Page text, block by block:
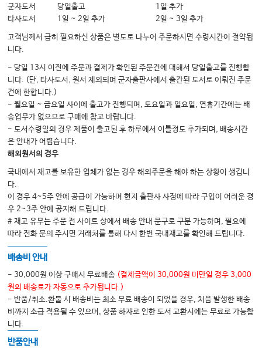
05: 급여 진료가 중요한 이유
07: 누구나 마음속의 한의원은 있다
4장 직원론
01: 모든 것은 직원에서 시작한다
02: 직원관리가 힘든 이유는 따로 있다
03: 좋은 직원 구하기
04: 무엇이 그들을 움직이게 하는가
05: 항산과 항심
06: 원장이 없이도 한의원이 돌아가는 법
07: 매뉴얼이 중요한 이유
5장 경영론
02: 변화에 늘 깨어 있기
03: Two Track 한의원
04: 단순한 것이 가장 강력하다
05: 나를 경영하라
군자도서
당일출고
1일 추가
타사도서
1일 ~ 2일 추가 2일 ~ 3일 추가
고객님께서 급히 필요하신 상품은 별도로 나누어 주문하시면 수령시간이 절약됩
니다.
- 당일 13시 이전에 주문과 결제가 확인된 주문건에 대해서 당일출고를 진행합
니다. (단, 타사도서, 원서 제외되며 군자출판사에서 출간된 도서로 이뤄진 주문
건에 한합니다.)
- 월요일 ~ 금요일 사이에 출고가 진행되며, 토요일과 일요일, 연휴기간에는 배
송업무가 없으므로 구매에 참고 바랍니다.
- 도서수령일의 경우 제품이 출고된 후 하루에서 이틀정도 추가되며, 배송시간
은 안내가 어렵습니다.
해외원서의 경우
국내에서 재고를 보유한 업체가 없는 경우 해외주문을 해야 하는 상황이 생깁니
다.
이 경우 4~5주 안에 공급이 가능하며 현지 출판사 사정에 따라 구입이 어려운 경
우 2~3주 안에 공지해 드립니다.
# 재고 유무는 주문 전 사이트 상에서 배송 안내 문구로 구분 가능하며, 필요에
따라 전화 문의 주시면 거래처를 통해 다시 한번 국내재고를 확인해 드립니다.
배송비 안내
- 30,000원 이상 구매시 무료배송 (결제금액이 30,000원 미만일 경우 3,000
원의 배송료가 자동으로 추가됩니다.)
- 반품/취소.환불 시 배송비는 최소 무료 배송이 되었을 경우, 처음 발생한 배송
비까지 소급 적용될 수 있으며, 상품 하자로 인한 도서 교환시에는 무료로 가능합
니다.
반품안내